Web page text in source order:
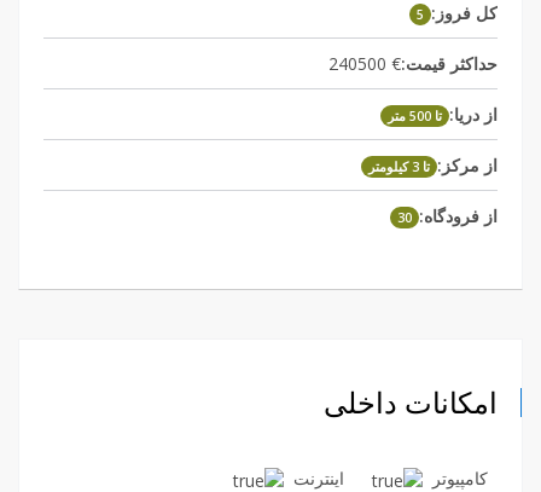
کل فروز: 5
حداکثر قیمت:€ 240500
از دریا: تا 500 متر
از مرکز: تا 3 کیلومتر
از فرودگاه: 30
امکانات داخلی
کامپیوتر اینترنت